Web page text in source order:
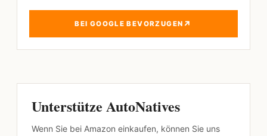
BEI GOOGLE BEVORZUGEN ↗
Unterstütze AutoNatives
Wenn Sie bei Amazon einkaufen, können Sie uns